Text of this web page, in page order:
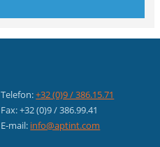
Telefon:+32 (0)9 / 386.15.71
Fax: +32 (0)9 / 386.99.41
E-mail: info@aptint.com